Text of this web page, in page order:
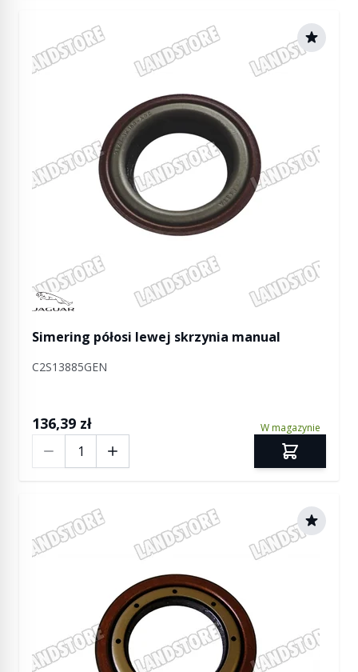
Manufactured by Jaguar
Simering półosi lewej skrzynia manual
C2S13885GEN
136,39 zł W magazynie